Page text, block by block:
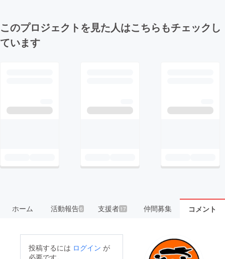
このプロジェクトを見た人はこちらもチェックし
ています
ホーム 活動報告6 支援者 17 仲間募集 コメント
投稿するには ログイン が